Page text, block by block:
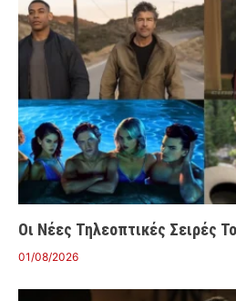
Οι Νέες Τηλεοπτικές Σειρές
01/08/2026